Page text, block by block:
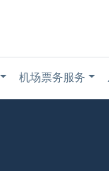
机场票务服务